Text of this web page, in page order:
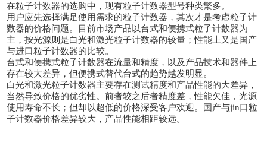
在粒子计数器的选购中，现有粒子计数器型号种类繁多。
用户应先选择满足使用需求的粒子计数器，其次才是考虑粒子计
数器的价格问题。目前市场产品以台式和便携式粒子计数器为
主，按光源则是白光和激光粒子计数器的较量；性能上又是国产
与进口粒子计数器的比较。
台式和便携式粒子计数器在流量和精度，以及产品技术和器件上
存在较大差异，但便携式替代台式的趋势越发明显。
白光和激光粒子计数器主要存在测试精度和产品性能的大差异，
当然导致价格的优劣性。前者较之后者精度差，性能欠佳，光源
使用寿命不长；但却以超低的价格深受客户欢迎。国产与jin口粒
子计数器价格差异较大，产品性能相距较远。